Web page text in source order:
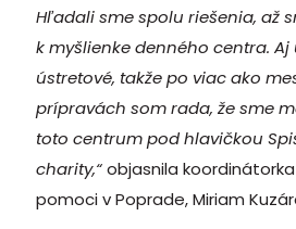
Hľadali sme spolu riešenia, až
k myšlienke denného centra.
ústretové, takže po viac ako
prípravách som rada, že sme
toto centrum pod hlavičkou
charity,“objasnila
pomoci v Poprade, Miriam